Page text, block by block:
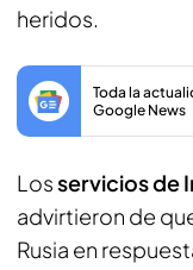
heridos.
Toda la
Google News
Losservicios de
advirtieron de
Rusia en